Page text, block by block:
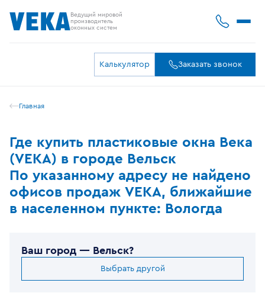
Ведущий мировой
производитель
оконных систем
Калькулятор Заказать звонок
Главная
Где купить пластиковые окна Века
(VEKA) в городе Вельск
По указанному адресу не найдено
офисов продаж VEKA, ближайшие
в населенном пункте: Вологда
Ваш город — Вельск?
Выбрать другой